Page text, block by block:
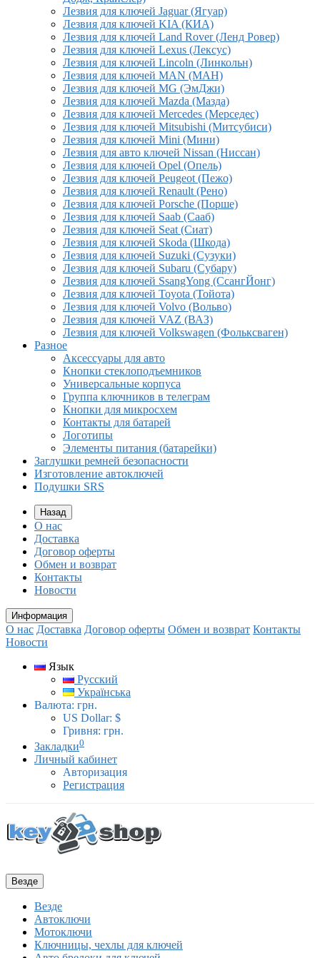
Лезвия для ключей Jaguar (Ягуар)
Лезвия для ключей KIA (КИА)
Лезвия для ключей Land Rover (Ленд Ровер)
Лезвия для ключей Lexus (Лексус)
Лезвия для ключей Lincoln (Линкольн)
Лезвия для ключей MAN (МАН)
Лезвия для ключей MG (ЭмДжи)
Лезвия для ключей Mazda (Мазда)
Лезвия для ключей Mercedes (Мерседес)
Лезвия для ключей Mitsubishi (Митсубиси)
Лезвия для ключей Mini (Мини)
Лезвия для авто ключей Nissan (Ниссан)
Лезвия для ключей Opel (Опель)
Лезвия для ключей Peugeot (Пежо)
Лезвия для ключей Renault (Рено)
Лезвия для ключей Porsche (Порше)
Лезвия для ключей Saab (Сааб)
Лезвия для ключей Seat (Сиат)
Лезвия для ключей Skoda (Шкода)
Лезвия для ключей Suzuki (Сузуки)
Лезвия для ключей Subaru (Субару)
Лезвия для ключей SsangYong (СсангЙонг)
Лезвия для ключей Toyota (Тойота)
Лезвия для ключей Volvo (Вольво)
Лезвия для ключей VAZ (ВАЗ)
Лезвия для ключей Volkswagen (Фольксваген)
Разное
Aксессуары для авто
Кнопки стеклоподъемников
Универсальные корпуса
Группа ключников в телеграм
Кнопки для микросхем
Контакты для батарей
Логотипы
Элементы питания (батарейки)
Заглушки ремней безопасности
Изготовление автоключей
Подушки SRS
Назад
О нас
Доставка
Договор оферты
Обмен и возврат
Контакты
Новости
Информация
О нас Доставка Договор оферты Обмен и возврат Контакты
Новости
Язык
Русский
Українська
Валюта: грн.
US Dollar: $
Гривня: грн.
Закладки0
Личный кабинет
Авторизация
Регистрация
Везде
Везде
Автоключи
Мотоключи
Ключницы, чехлы для ключей